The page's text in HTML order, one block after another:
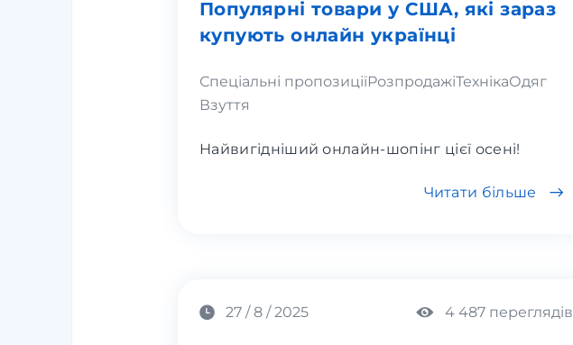
Популярні товари у США, які зараз
купують онлайн українці
Спеціальні пропозиціїРозпродажіТехнікаОдяг
Взуття
Найвигідніший онлайн-шопінг цієї осені!
Читати більше
27 / 8 / 2025 4 487 переглядів